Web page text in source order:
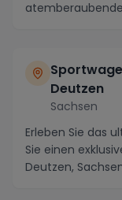
Deutzen
Sachsen
Erleben Sie das
Sie einen
Deutzen,